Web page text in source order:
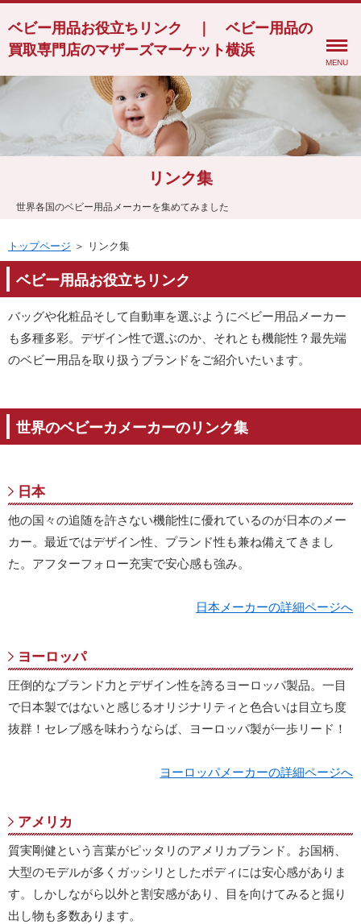
ベビー用品お役立ちリンク ｜ ベビー用品の
買取専門店のマザーズマーケット横浜
MENU
リンク集
世界各国のベビー用品メーカーを集めてみました
トップページ ＞ リンク集
ベビー用品お役立ちリンク
バッグや化粧品そして自動車を選ぶようにベビー用品メーカー
も多種多彩。デザイン性で選ぶのか、それとも機能性？最先端
のベビー用品を取り扱うブランドをご紹介いたいます。
世界のベビーカメーカーのリンク集
日本
他の国々の追随を許さない機能性に優れているのが日本のメー
カー。最近ではデザイン性、プランド性も兼ね備えてきまし
た。アフターフォロー充実で安心感も強み。
日本メーカーの詳細ページへ
ヨーロッパ
圧倒的なブランド力とデザイン性を誇るヨーロッパ製品。一目
で日本製ではないと感じるオリジナリティと色合いは目立ち度
抜群！セレブ感を味わうならば、ヨーロッパ製が一歩リード！
ヨーロッパメーカーの詳細ページへ
アメリカ
質実剛健という言葉がピッタリのアメリカブランド。お国柄、
大型のモデルが多くガッシリとしたボディには安心感がありま
す。しかしながら以外と割安感があり、目を向けてみると掘り
出し物も多数あります。